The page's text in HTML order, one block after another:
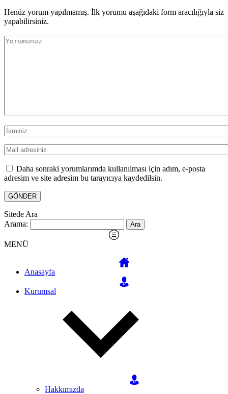
Henüz yorum yapılmamış. İlk yorumu aşağıdaki form aracılığıyla siz
yapabilirsiniz.
Daha sonraki yorumlarımda kullanılması için adım, e-posta
adresim ve site adresim bu tarayıcıya kaydedilsin.
Sitede Ara
Arama:
MENÜ
Anasayfa
Kurumsal
Hakkımızda